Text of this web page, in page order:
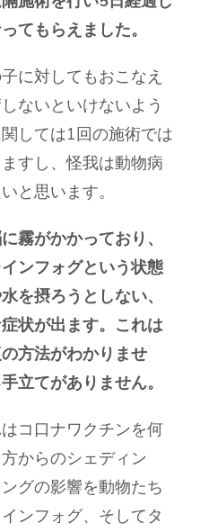
てもらえました。
に対してもおこなえ
ないといけないよう
しては1回の施術では
すし、怪我は動物病
と思います。
霧がかかっており、
ンフォグという状態
を摂ろうとしない、
状が出ます。これは
方法がわかりませ
立てがありません。
コ口ナワクチンを何
からのシェディン
グの影響を動物たち
ンフォグ、そしてタ